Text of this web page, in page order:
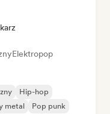
Elektropop
Hip-hop
metal
Pop punk